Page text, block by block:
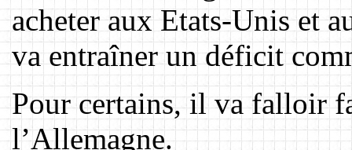
acheter aux Etats-Unis et
va entraîner un déficit
Pour certains, il va falloir
l’Allemagne.